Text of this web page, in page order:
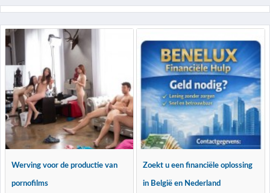
Werving voor de productie van
pornofilms
Zoekt u een financiële oplossing
in België en Nederland